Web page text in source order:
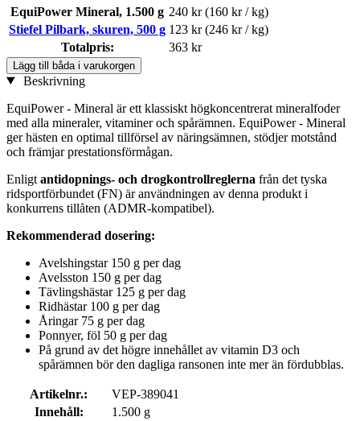
EquiPower Mineral, 1.500 g 240 kr (160 kr / kg)
Stiefel Pilbark, skuren, 500 g 123 kr (246 kr / kg)
Totalpris:
363 kr
Lägg till båda i varukorgen
Beskrivning
EquiPower - Mineral är ett klassiskt högkoncentrerat mineralfoder
med alla mineraler, vitaminer och spårämnen. EquiPower - Mineral
ger hästen en optimal tillförsel av näringsämnen, stödjer motstånd
och främjar prestationsförmågan.
Enligt antidopnings- och drogkontrollreglerna från det tyska
ridsportförbundet (FN) är användningen av denna produkt i
konkurrens tillåten (ADMR-kompatibel).
Rekommenderad dosering:
Avelshingstar 150 g per dag
Avelsston 150 g per dag
Tävlingshästar 125 g per dag
Ridhästar 100 g per dag
Åringar 75 g per dag
Ponnyer, föl 50 g per dag
På grund av det högre innehållet av vitamin D3 och
spårämnen bör den dagliga ransonen inte mer än fördubblas.
Artikelnr.:
VEP-389041
Innehåll:
1.500 g